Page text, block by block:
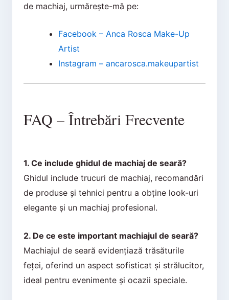
de machiaj, urmărește-mă pe:
Facebook – Anca Rosca Make-Up
Artist
Instagram – ancarosca.makeupartist
FAQ – Întrebări Frecvente
1. Ce include ghidul de machiaj de seară?
Ghidul include trucuri de machiaj, recomandări
de produse și tehnici pentru a obține look-uri
elegante și un machiaj profesional.
2. De ce este important machiajul de seară?
Machiajul de seară evidențiază trăsăturile
feței, oferind un aspect sofisticat și strălucitor,
ideal pentru evenimente și ocazii speciale.